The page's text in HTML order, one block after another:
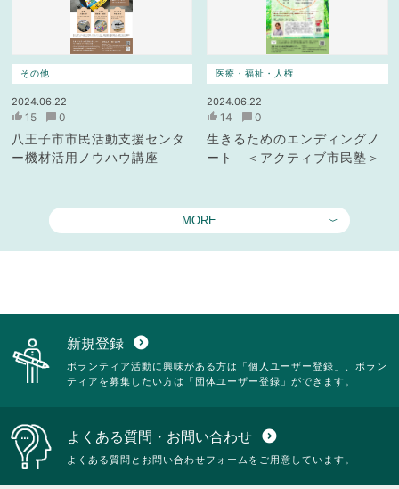
その他
2024.06.22
15 0
八王子市市民活動支援センタ
ー機材活用ノウハウ講座
医療・福祉・人権
2024.06.22
14 0
生きるためのエンディングノ
ート ＜アクティブ市民塾＞
MORE
新規登録 expand_circle_down
ボランティア活動に興味がある方は「個人ユーザー登録」、ボラン
ティアを募集したい方は「団体ユーザー登録」ができます。
よくある質問・お問い合わせ expand_circle_down
よくある質問とお問い合わせフォームをご用意しています。